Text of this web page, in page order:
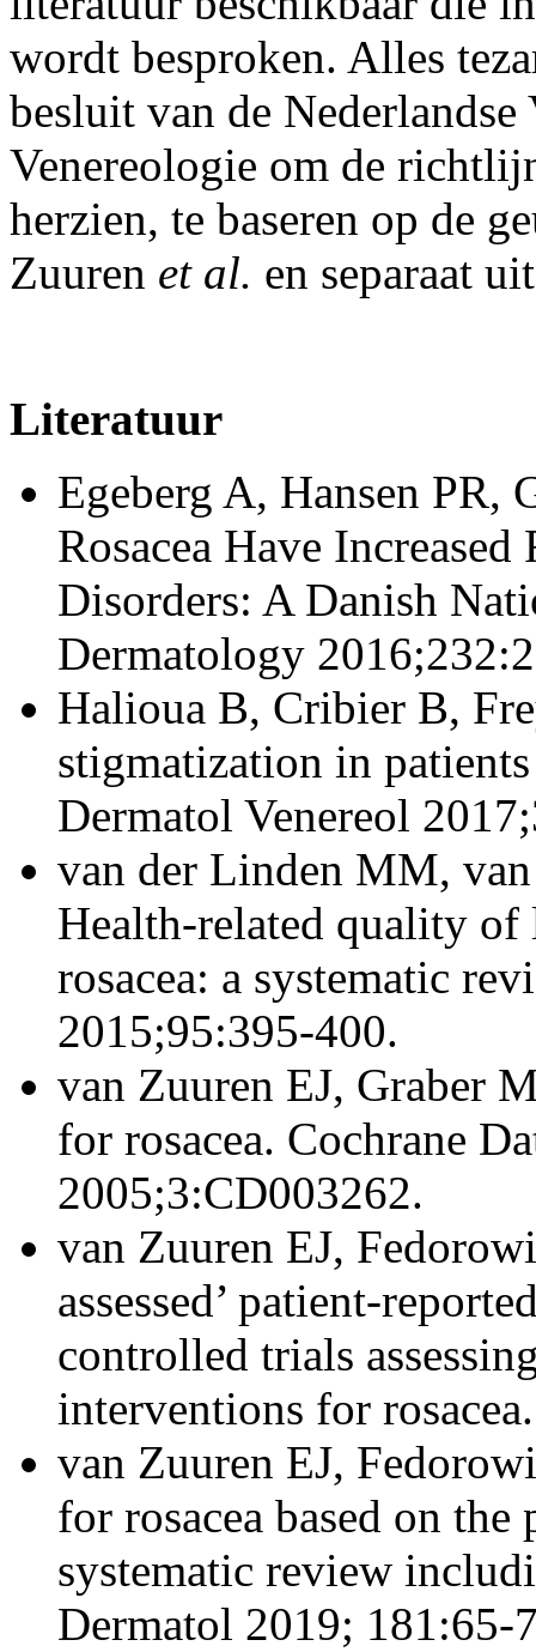
wordt besproken. Alles
besluit van de
Venereologie om de
herzien, te baseren op de
Zuuren et al. en separaat
Literatuur
Egeberg A, Hansen PR,
Rosacea Have
Disorders: A Danish
Dermatology
Halioua B, Cribier B,
stigmatization in
Dermatol Venereol
van der Linden MM,
Health-related quality
rosacea: a systematic
2015;95:395-400.
van Zuuren EJ, Graber
for rosacea. Cochrane
2005;3:CD003262.
van Zuuren EJ,
assessed’ patient-
controlled trials
interventions for
van Zuuren EJ,
for rosacea based on
systematic review
Dermatol 2019; 181:65-